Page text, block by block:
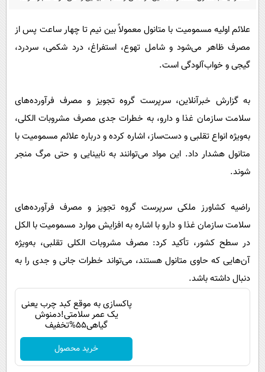
فناوری
گوناگون
سلامت
فرهنگی
بین الملل
حیات وحش
سیاست خارجی
پیامک
روانشناسی
آشپزی
علائم اولیه مسمومیت با متانول معمولاً بین نیم تا چهار ساعت پس از
مصرف ظاهر می‌شود و شامل تهوع، استفراغ، درد شکمی، سردرد،
گیجی و خواب‌آلودگی است.
به گزارش خبرآنلاین، سرپرست گروه تجویز و مصرف فرآورده‌های
سلامت سازمان غذا و دارو، به خطرات جدی مصرف مشروبات الکلی،
به‌ویژه انواع تقلبی و دست‌ساز، اشاره کرده و درباره علائم مسمومیت با
متانول هشدار داد. این مواد می‌توانند به نابینایی و حتی مرگ منجر
شوند.
راضیه کشاورز ملکی سرپرست گروه تجویز و مصرف فرآورده‌های
سلامت سازمان غذا و دارو با اشاره به افزایش موارد مسمومیت با الکل
در سطح کشور، تأکید کرد: مصرف مشروبات الکلی تقلبی، به‌ویژه
آن‌هایی که حاوی متانول هستند، می‌تواند خطرات جانی و جدی را به
دنبال داشته باشد.
پاکسازی به موقع کبد چرب یعنی
یک عمر سلامتی!دمنوش
گیاهی55%تخفیف
خرید محصول